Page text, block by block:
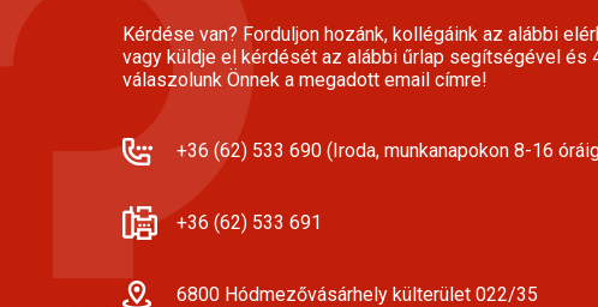
Kérdése van? Forduljon hozánk, kollégáink az alábbi
vagy küldje el kérdését az alábbi űrlap segítségével és
válaszolunk Önnek a megadott email címre!
+36 (62) 533 690 (Iroda, munkanapokon 8-16
+36 (62) 533 691
6800 Hódmezővásárhely külterület 022/35